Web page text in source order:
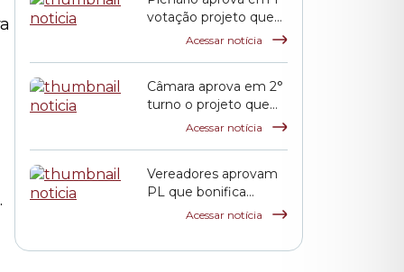
votação projeto que
propõe reajuste
Acessar notícia
Câmara aprova em 2°
turno o projeto que
reajusta o salário dos
Acessar notícia
Vereadores aprovam
PL que bonifica
funcionários das
Acessar notícia